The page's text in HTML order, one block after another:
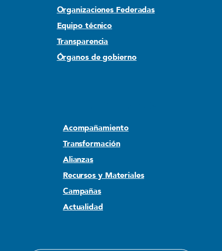
Organizaciones Federadas
Equipo técnico
Transparencia
Órganos de gobierno
Acompañamiento
Transformación
Alianzas
Recursos y Materiales
Campañas
Actualidad